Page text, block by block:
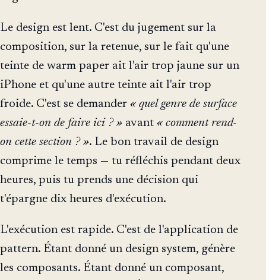
Le design est lent. C'est du jugement sur la
composition, sur la retenue, sur le fait qu'une
teinte de warm paper ait l'air trop jaune sur un
iPhone et qu'une autre teinte ait l'air trop
froide. C'est se demander « quel genre de surface
essaie-t-on de faire ici ? » avant « comment rend-
on cette section ? ». Le bon travail de design
comprime le temps — tu réfléchis pendant deux
heures, puis tu prends une décision qui
t'épargne dix heures d'exécution.
L'exécution est rapide. C'est de l'application de
pattern. Étant donné un design system, génère
les composants. Étant donné un composant,